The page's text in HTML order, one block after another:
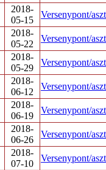
2018-
05-15
Versenypont/
2018-
05-22
Versenypont/
2018-
05-29
Versenypont/
2018-
06-12
Versenypont/
2018-
06-19
Versenypont/
2018-
06-26
Versenypont/
2018-
07-10
Versenypont/